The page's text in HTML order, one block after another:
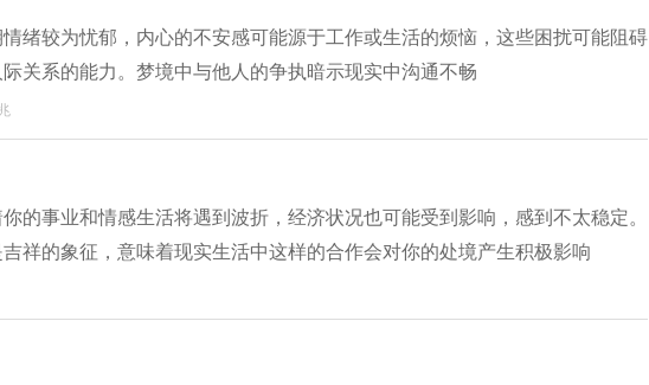
绪较为忧郁，内心的不安感可能源于工作或生活的烦恼，这些困扰可能阻碍
关系的能力。梦境中与他人的争执暗示现实中沟通不畅
的事业和情感生活将遇到波折，经济状况也可能受到影响，感到不太稳定。
祥的象征，意味着现实生活中这样的合作会对你的处境产生积极影响